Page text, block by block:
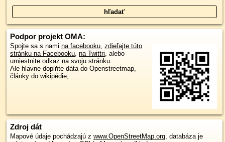
Podpor projekt OMA:
Spojte sa s nami na facebooku, zdieľajte túto
stránku na Facebooku, na Twittri, alebo
umiestnite odkaz na svoju stránku.
Ale hlavne doplňte dáta do Openstreetmap,
články do wikipédie, ...
Zdroj dát
Mapové údaje pochádzajú z www.OpenStreetMap.org, databáza je